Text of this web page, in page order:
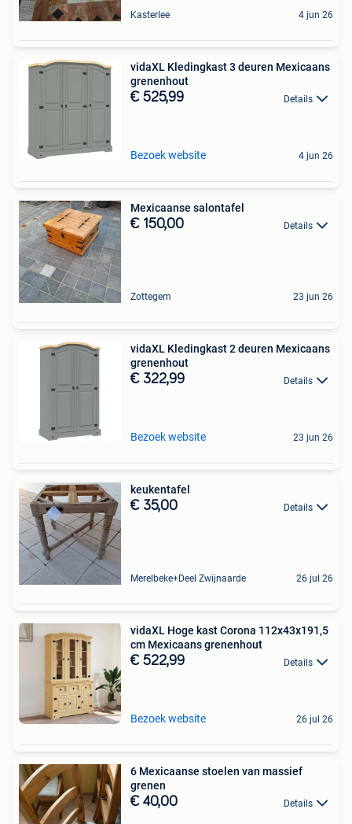
Kasterlee 4 jun 26
vidaXL Kledingkast 3 deuren Mexicaans
grenenhout
€ 525,99 Details
Bezoek website 4 jun 26
Mexicaanse salontafel
€ 150,00 Details
Zottegem 23 jun 26
vidaXL Kledingkast 2 deuren Mexicaans
grenenhout
€ 322,99 Details
Bezoek website 23 jun 26
keukentafel
€ 35,00 Details
Merelbeke+Deel Zwijnaarde 26 jul 26
vidaXL Hoge kast Corona 112x43x191,5
cm Mexicaans grenenhout
€ 522,99 Details
Bezoek website 26 jul 26
6 Mexicaanse stoelen van massief
grenen
€ 40,00 Details